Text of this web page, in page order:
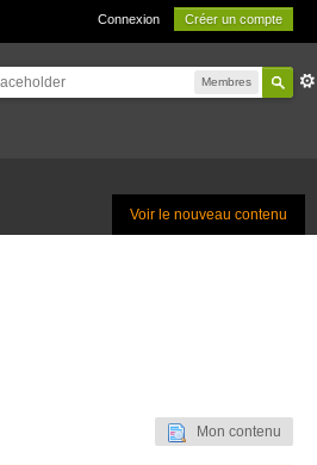
Connexion Créer un compte
Membres
Voir le nouveau contenu
Mon contenu